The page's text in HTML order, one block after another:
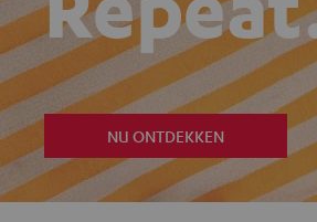
NU ONTDEKKEN